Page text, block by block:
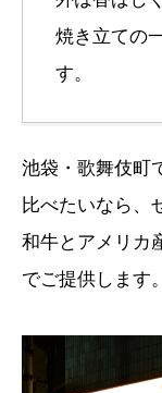
焼き立ての
す。
池袋・歌舞伎町
比べたいなら、
和牛とアメリカ
でご提供します。